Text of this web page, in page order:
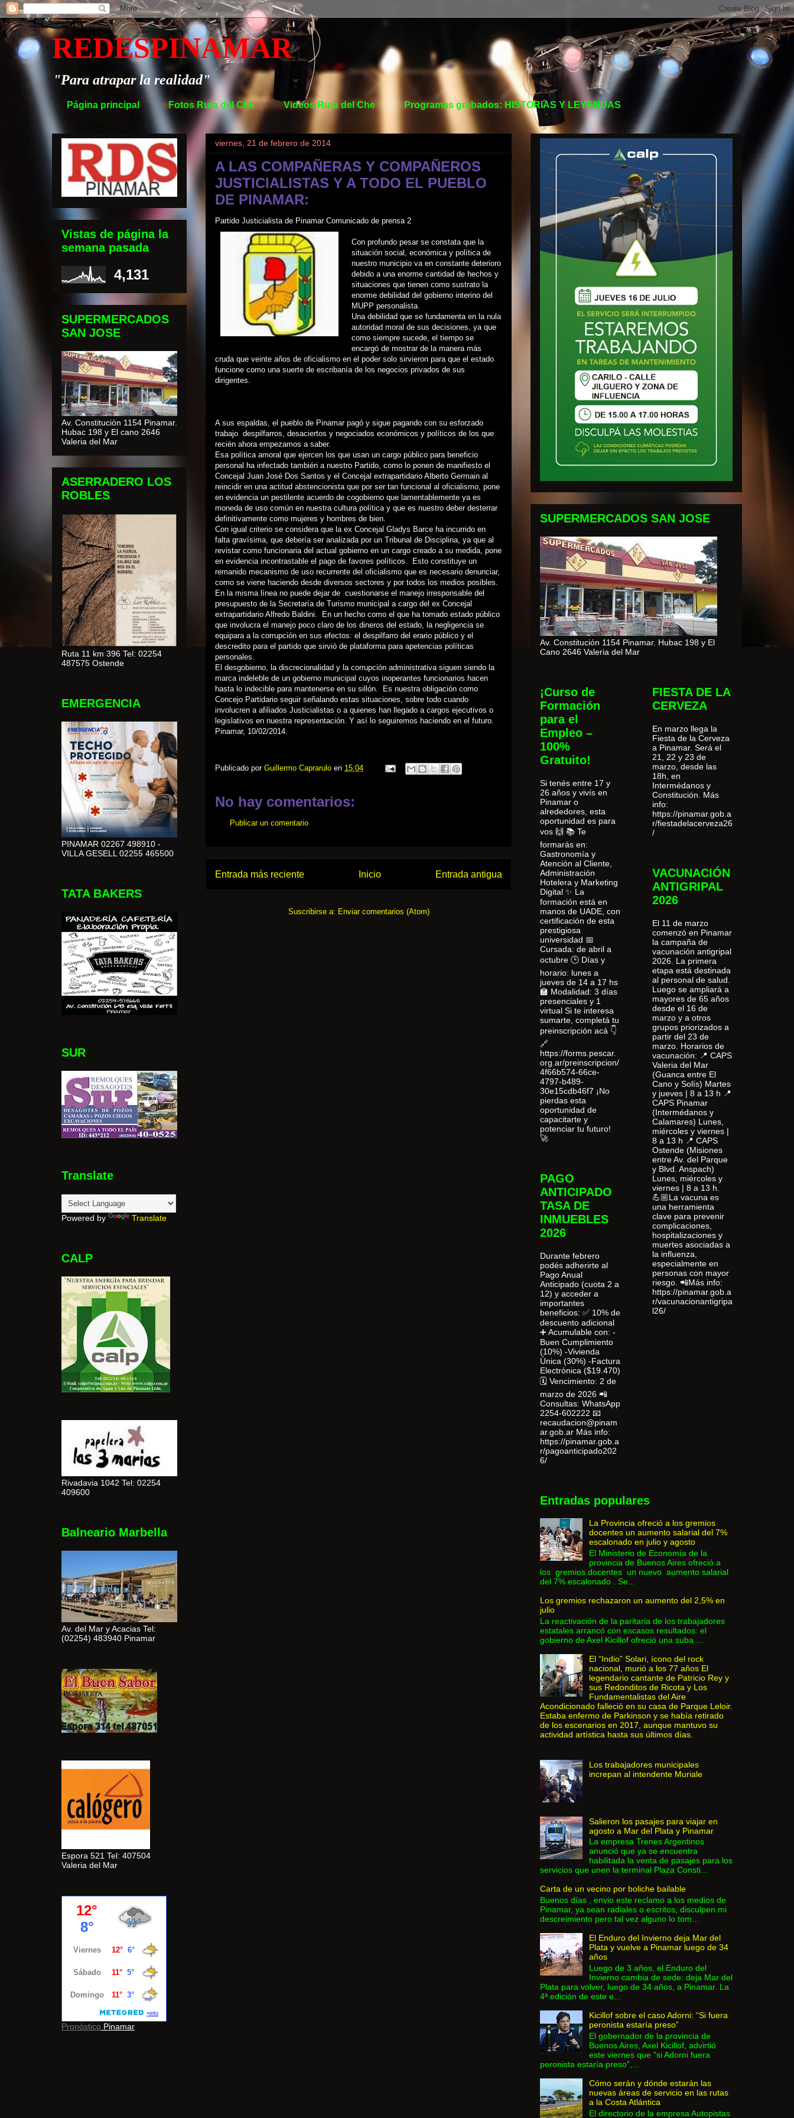
REDESPINAMAR
"Para atrapar la realidad"
Página principal Fotos Ruta del Che Videos Ruta del Che Programas grabados: HISTORIAS Y LEYENDAS
viernes, 21 de febrero de 2014
A LAS COMPAÑERAS Y COMPAÑEROS
JUSTICIALISTAS Y A TODO EL PUEBLO
DE PINAMAR:
Partido Justicialista de Pinamar Comunicado de prensa 2
Con profundo pesar se constata que la
situación social, económica y política de
nuestro municipio va en constante deterioro
debido a una enorme cantidad de hechos y
situaciones que tienen como sustrato la
enorme debilidad del gobierno interino del
MUPP personalista.
Una debilidad que se fundamenta en la nula
autoridad moral de sus decisiones, ya que
como siempre sucede, el tiempo se
encargó de mostrar de la manera más
cruda que veinte años de oficialismo en el poder solo sirvieron para que el estado
funcione como una suerte de escribanía de los negocios privados de sus
dirigentes.
A sus espaldas, el pueblo de Pinamar pagó y sigue pagando con su esforzado
trabajo despilfarros, desaciertos y negociados económicos y políticos de los que
recién ahora empezamos a saber.
Esa política amoral que ejercen los que usan un cargo público para beneficio
personal ha infectado también a nuestro Partido, como lo ponen de manifiesto el
Concejal Juan José Dos Santos y el Concejal extrapartidario Alberto Germain al
reincidir en una actitud abstencionista que por ser tan funcional al oficialismo, pone
en evidencia un pestilente acuerdo de cogobierno que lamentablemente ya es
moneda de uso común en nuestra cultura política y que es nuestro deber desterrar
definitivamente como mujeres y hombres de bien.
Con igual criterio se considera que la ex Concejal Gladys Barce ha incurrido en
falta gravísima, que debería ser analizada por un Tribunal de Disciplina, ya que al
revistar como funcionaria del actual gobierno en un cargo creado a su medida, pone
en evidencia incontrastable el pago de favores políticos. Esto constituye un
remanido mecanismo de uso recurrente del oficialismo que es necesario denunciar,
como se viene haciendo desde diversos sectores y por todos los medios posibles.
En la misma línea no puede dejar de cuestionarse el manejo irresponsable del
presupuesto de la Secretaría de Turismo municipal a cargo del ex Concejal
extrapartidario Alfredo Baldini. En un hecho como el que ha tomado estado público
que involucra el manejo poco claro de los dineros del estado, la negligencia se
equipara a la corrupción en sus efectos: el despilfarro del erario público y el
descredito para el partido que sirvió de plataforma para apetencias políticas
personales.
El desgobierno, la discrecionalidad y la corrupción administrativa siguen siendo la
marca indeleble de un gobierno municipal cuyos inoperantes funcionarios hacen
hasta lo indecible para mantenerse en su sillón. Es nuestra obligación como
Concejo Partidario seguir señalando estas situaciones, sobre todo cuando
involucren a afiliados Justicialistas o a quienes han llegado a cargos ejecutivos o
legislativos en nuestra representación. Y así lo seguiremos haciendo en el futuro.
Pinamar, 10/02/2014.
Publicado por Guillermo Caprarulo en 15:04
No hay comentarios:
Publicar un comentario
Entrada más reciente Entrada antigua
Inicio
Suscribirse a: Enviar comentarios (Atom)
Vistas de página la
semana pasada
4,131
SUPERMERCADOS
SAN JOSE
Av. Constitución 1154 Pinamar.
Hubac 198 y El cano 2646
Valeria del Mar
ASERRADERO LOS
ROBLES
Ruta 11 km 396 Tel: 02254
487575 Ostende
EMERGENCIA
PINAMAR 02267 498910 -
VILLA GESELL 02255 465500
TATA BAKERS
SUR
Translate
Powered by Translate
CALP
Rivadavia 1042 Tel: 02254
409600
Balneario Marbella
Av. del Mar y Acacias Tel:
(02254) 483940 Pinamar
Espora 521 Tel: 407504
Valeria del Mar
Pronóstico Pinamar
SUPERMERCADOS SAN JOSE
Av. Constitución 1154 Pinamar. Hubac 198 y El
Cano 2646 Valeria del Mar
¡Curso de
Formación
para el
Empleo –
100%
Gratuito!
Si tenés entre 17 y
26 años y vivís en
Pinamar o
alrededores, esta
oportunidad es para
vos 🙌 📚 Te
formarás en:
Gastronomía y
Atención al Cliente,
Administración
Hotelera y Marketing
Digital ✨ La
formación está en
manos de UADE, con
certificación de esta
prestigiosa
universidad 📅
Cursada: de abril a
octubre 🕒 Días y
horario: lunes a
jueves de 14 a 17 hs
🏫 Modalidad: 3 días
presenciales y 1
virtual Si te interesa
sumarte, completá tu
preinscripción acá 👇
🔗
https://forms.pescar.
org.ar/preinscripcion/
4f66b574-66ce-
4797-b489-
30e15cdb46f7 ¡No
pierdas esta
oportunidad de
capacitarte y
potenciar tu futuro!
🚀
PAGO
ANTICIPADO
TASA DE
INMUEBLES
2026
Durante febrero
podés adherirte al
Pago Anual
Anticipado (cuota 2 a
12) y acceder a
importantes
beneficios: ✅ 10% de
descuento adicional
➕ Acumulable con: -
Buen Cumplimiento
(10%) -Vivienda
Única (30%) -Factura
Electrónica ($19.470)
🗓 Vencimiento: 2 de
marzo de 2026 📲
Consultas: WhatsApp
2254-602222 📧
recaudacion@pinam
ar.gob.ar Más info:
https://pinamar.gob.a
r/pagoanticipado202
6/
FIESTA DE LA
CERVEZA
En marzo llega la
Fiesta de la Cerveza
a Pinamar. Será el
21, 22 y 23 de
marzo, desde las
18h, en
Intermédanos y
Constitución. Más
info:
https://pinamar.gob.a
r/fiestadelacerveza26
/
VACUNACIÓN
ANTIGRIPAL
2026
El 11 de marzo
comenzó en Pinamar
la campaña de
vacunación antigripal
2026. La primera
etapa está destinada
al personal de salud.
Luego se ampliará a
mayores de 65 años
desde el 16 de
marzo y a otros
grupos priorizados a
partir del 23 de
marzo. Horarios de
vacunación: 📍 CAPS
Valeria del Mar
(Guanca entre El
Cano y Solís) Martes
y jueves | 8 a 13 h 📍
CAPS Pinamar
(Intermédanos y
Calamares) Lunes,
miércoles y viernes |
8 a 13 h 📍 CAPS
Ostende (Misiones
entre Av. del Parque
y Blvd. Anspach)
Lunes, miércoles y
viernes | 8 a 13 h.
💪🏼La vacuna es
una herramienta
clave para prevenir
complicaciones,
hospitalizaciones y
muertes asociadas a
la influenza,
especialmente en
personas con mayor
riesgo. 📲Más info:
https://pinamar.gob.a
r/vacunacionantigripa
l26/
Entradas populares
La Provincia ofreció a los gremios
docentes un aumento salarial del 7%
escalonado en julio y agosto
El Ministerio de Economía de la
provincia de Buenos Aires ofreció a
los gremios docentes un nuevo aumento salarial
del 7% escalonado . Se...
Los gremios rechazaron un aumento del 2,5% en
julio
La reactivación de la paritaria de los trabajadores
estatales arrancó con escasos resultados: el
gobierno de Axel Kicillof ofreció una suba ...
El “Indio” Solari, ícono del rock
nacional, murió a los 77 años El
legendario cantante de Patricio Rey y
sus Redonditos de Ricota y Los
Fundamentalistas del Aire
Acondicionado falleció en su casa de Parque Leloir.
Estaba enfermo de Parkinson y se había retirado
de los escenarios en 2017, aunque mantuvo su
actividad artística hasta sus últimos días.
Los trabajadores municipales
increpan al intendente Muriale
Salieron los pasajes para viajar en
agosto a Mar del Plata y Pinamar
La empresa Trenes Argentinos
anunció que ya se encuentra
habilitada la venta de pasajes para los
servicios que unen la terminal Plaza Consti...
Carta de un vecino por boliche bailable
Buenos días , envio este reclamo a los medios de
Pinamar, ya sean radiales o escritos, disculpen mi
descreimiento pero tal vez alguno lo tom...
El Enduro del Invierno deja Mar del
Plata y vuelve a Pinamar luego de 34
años
Luego de 3 años, el Enduro del
Invierno cambia de sede: deja Mar del
Plata para volver, luego de 34 años, a Pinamar. La
4ª edición de este e...
Kicillof sobre el caso Adorni: “Si fuera
peronista estaría preso”
El gobernador de la provincia de
Buenos Aires, Axel Kicillof, advirtió
este viernes que "si Adorni fuera
peronista estaría preso",...
Cómo serán y dónde estarán las
nuevas áreas de servicio en las rutas
a la Costa Atlántica
El directorio de la empresa Autopistas